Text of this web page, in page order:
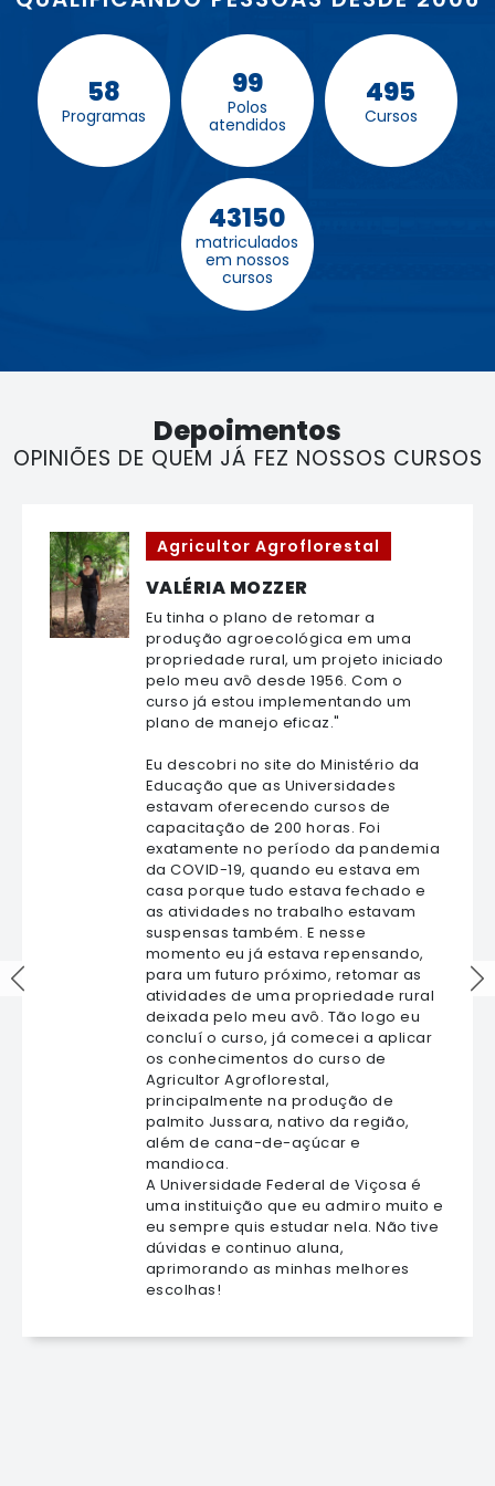
58
Programas
99
Polos
atendidos
495
Cursos
43150
matriculados
em nossos
cursos
Depoimentos
OPINIÕES DE QUEM JÁ FEZ NOSSOS CURSOS
Agricultor Agroflorestal
VALÉRIA MOZZER
Eu tinha o plano de retomar a
produção agroecológica em uma
propriedade rural, um projeto iniciado
pelo meu avô desde 1956. Com o
curso já estou implementando um
plano de manejo eficaz."
Eu descobri no site do Ministério da
Educação que as Universidades
estavam oferecendo cursos de
capacitação de 200 horas. Foi
exatamente no período da pandemia
da COVID-19, quando eu estava em
casa porque tudo estava fechado e
as atividades no trabalho estavam
suspensas também. E nesse
momento eu já estava repensando,
para um futuro próximo, retomar as
atividades de uma propriedade rural
deixada pelo meu avô. Tão logo eu
concluí o curso, já comecei a aplicar
os conhecimentos do curso de
Agricultor Agroflorestal,
principalmente na produção de
palmito Jussara, nativo da região,
além de cana-de-açúcar e
mandioca.
A Universidade Federal de Viçosa é
uma instituição que eu admiro muito e
eu sempre quis estudar nela. Não tive
dúvidas e continuo aluna,
aprimorando as minhas melhores
escolhas!